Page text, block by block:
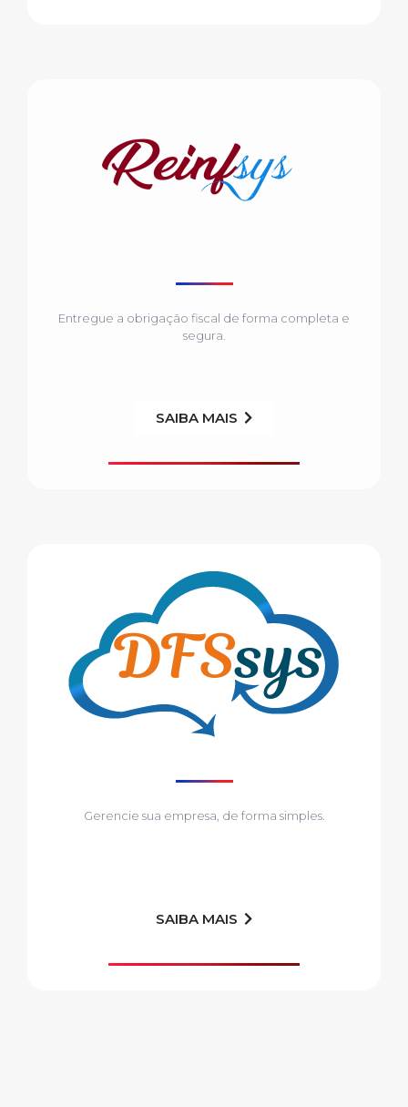
Entregue a obrigação fiscal de forma completa e
segura.
SAIBA MAIS
Gerencie sua empresa, de forma simples.
SAIBA MAIS